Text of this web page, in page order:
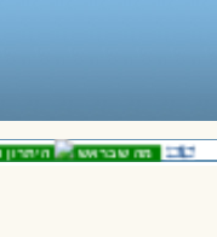
מה שבראש היתרון